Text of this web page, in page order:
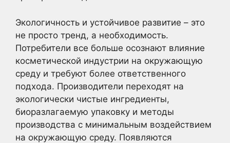
Экологичность и устойчивое развитие – это
не просто тренд, а необходимость.
Потребители все больше осознают влияние
косметической индустрии на окружающую
среду и требуют более ответственного
подхода. Производители переходят на
экологически чистые ингредиенты,
биоразлагаемую упаковку и методы
производства с минимальным воздействием
на окружающую среду. Появляются